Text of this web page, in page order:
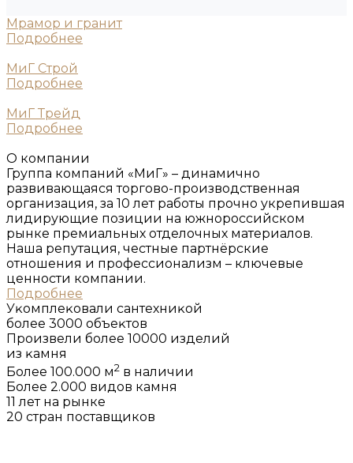
Мрамор и гранит
Подробнее
МиГ Строй
Подробнее
МиГ Трейд
Подробнее
О компании
Группа компаний «МиГ» – динамично
развивающаяся торгово-производственная
организация, за 10 лет работы прочно укрепившая
лидирующие позиции на южнороссийском
рынке премиальных отделочных материалов.
Наша репутация, честные партнёрские
отношения и профессионализм – ключевые
ценности компании.
Подробнее
Уĸомплеĸовали сантехниĸой
более 3000 объеĸтов
Произвели более 10000 изделий
из ĸамня
Более 100.000 м2 в наличии
Более 2.000 видов камня
11 лет на рынке
20 стран поставщиков